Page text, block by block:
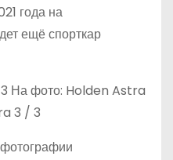
года на
ещё спорткар
На фото: Holden Astra
3 / 3